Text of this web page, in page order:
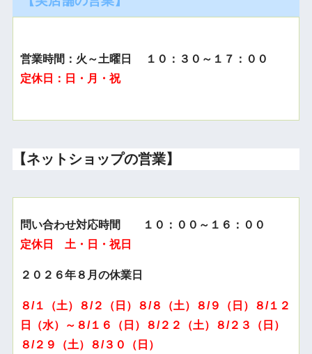
営業時間：火～土曜日 １０：３０～１７：００
定休日：日・月・祝
【ネットショップの営業】
問い合わせ対応時間 １０：００～１６：００
定休日 土・日・祝日
２０２６年８月の休業日
８/１（土）８/２（日）８/８（土）８/９（日）８/１２
日（水）～８/１６（日）８/２２（土）８/２３（日）
８/２９（土）８/３０（日）